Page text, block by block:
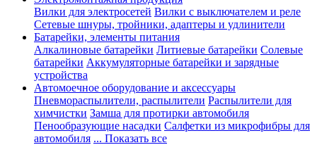
Вилки для электросетей Вилки с выключателем и реле
Сетевые шнуры, тройники, адаптеры и удлинители
Батарейки, элементы питания
Алкалиновые батарейки Литиевые батарейки Солевые
батарейки Аккумуляторные батарейки и зарядные
устройства
Автомоечное оборудование и аксессуары
Пневмораспылители, распылители Распылители для
химчистки Замша для протирки автомобиля
Пенообразующие насадки Салфетки из микрофибры для
автомобиля ... Показать все